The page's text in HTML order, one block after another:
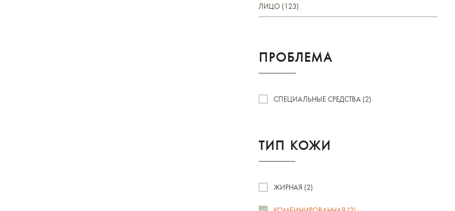
ЛИЦО (123)
ПРОБЛЕМА
СПЕЦИАЛЬНЫЕ СРЕДСТВА (2)
ТИП КОЖИ
ЖИРНАЯ (2)